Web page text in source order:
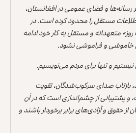
و فضای عمومی در افغانستان،
مستقل را محدود کرده است. در
متعهدانه و مستقل به کار خود ادامه
خاموشی و فراموشی نشود.
و تنها برای مردم می‌نویسیم.
بازتاب صدای سرکوب‌شدگان، تقویت
پشتیبانی از چشم‌اندازی است که در آن
حقوق و آزادی‌های برابر برخوردار باشند و